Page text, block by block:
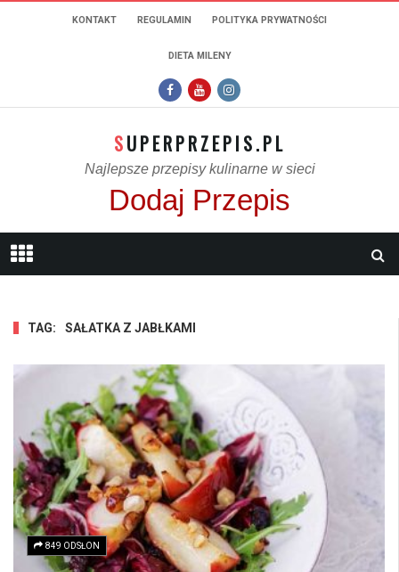
KONTAKT REGULAMIN POLITYKA PRYWATNOŚCI
DIETA MILENY
SUPERPRZEPIS.PL
Najlepsze przepisy kulinarne w sieci
Dodaj Przepis
TAG: SAŁATKA Z JABŁKAMI
849 ODSŁON